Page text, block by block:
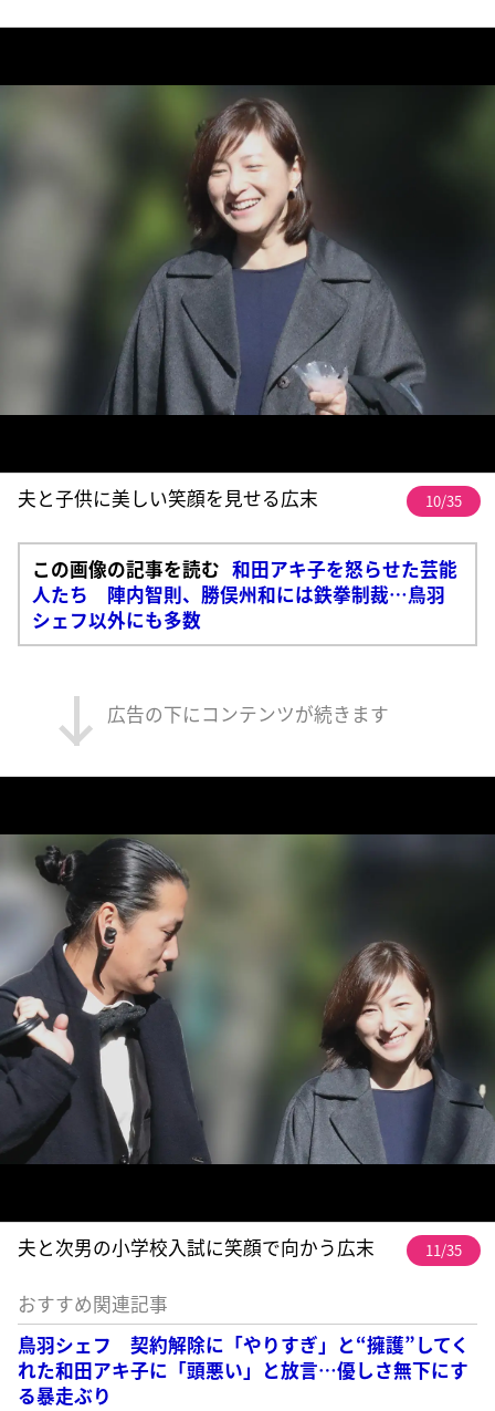
夫と子供に美しい笑顔を見せる広末 10/35
この画像の記事を読む 和田アキ子を怒らせた芸能
人たち 陣内智則、勝俣州和には鉄拳制裁…鳥羽
シェフ以外にも多数
広告の下にコンテンツが続きます
夫と次男の小学校入試に笑顔で向かう広末 11/35
おすすめ関連記事
鳥羽シェフ 契約解除に「やりすぎ」と“擁護”してく
れた和田アキ子に「頭悪い」と放言…優しさ無下にす
る暴走ぶり